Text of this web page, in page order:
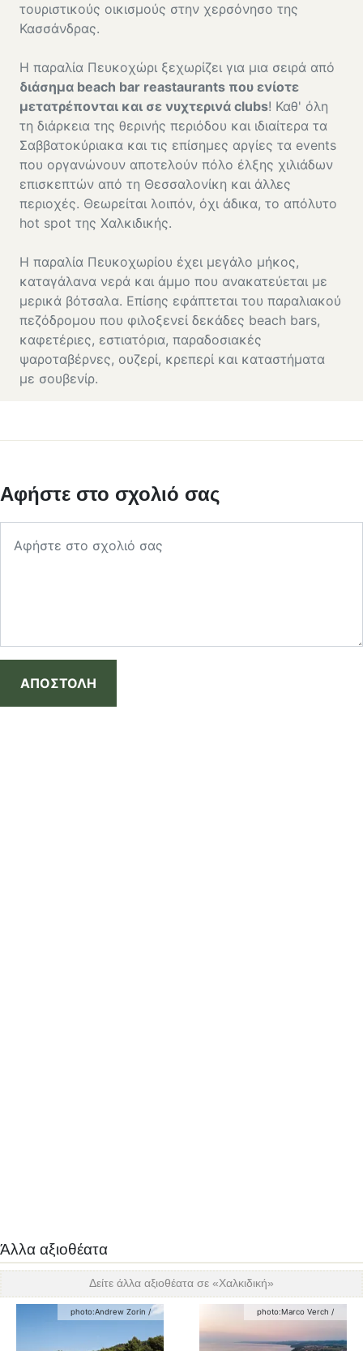
τουριστικούς οικισμούς στην χερσόνησο της
Κασσάνδρας.
Η παραλία Πευκοχώρι ξεχωρίζει για μια σειρά από
διάσημα beach bar reastaurants που ενίοτε
μετατρέπονται και σε νυχτερινά clubs! Καθ' όλη
τη διάρκεια της θερινής περιόδου και ιδιαίτερα τα
Σαββατοκύριακα και τις επίσημες αργίες τα events
που οργανώνουν αποτελούν πόλο έλξης χιλιάδων
επισκεπτών από τη Θεσσαλονίκη και άλλες
περιοχές. Θεωρείται λοιπόν, όχι άδικα, το απόλυτο
hot spot της Χαλκιδικής.
Η παραλία Πευκοχωρίου έχει μεγάλο μήκος,
καταγάλανα νερά και άμμο που ανακατεύεται με
μερικά βότσαλα. Επίσης εφάπτεται του παραλιακού
πεζόδρομου που φιλοξενεί δεκάδες beach bars,
καφετέριες, εστιατόρια, παραδοσιακές
ψαροταβέρνες, ουζερί, κρεπερί και καταστήματα
με σουβενίρ.
Αφήστε στο σχολιό σας
ΑΠΟΣΤΟΛΗ
Άλλα αξιοθέατα
Δείτε άλλα αξιοθέατα σε «Χαλκιδική»
photo:Andrew Zorin / photo:Marco Verch /